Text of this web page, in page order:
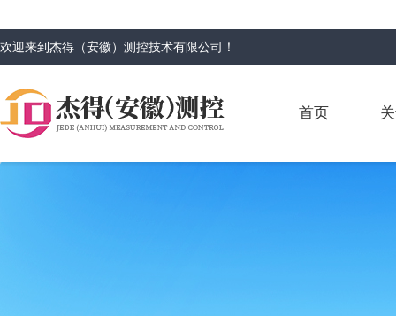
欢迎来到杰得（安徽）测控技术有限公司 ！
首页